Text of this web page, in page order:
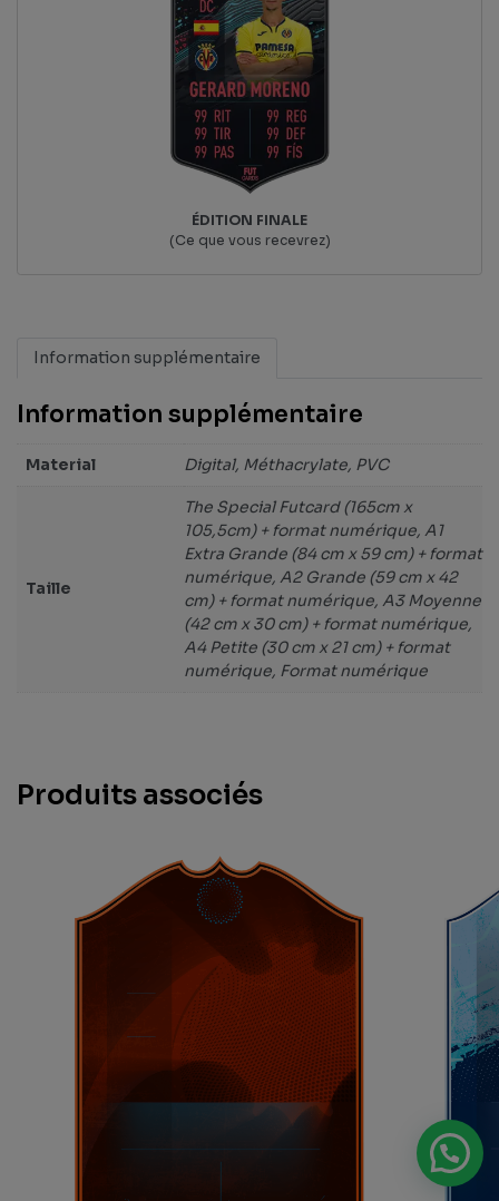
ÉDITION FINALE
(Ce que vous recevrez)
Information supplémentaire
Information supplémentaire
Material Digital, Méthacrylate, PVC
Taille
The Special Futcard (165cm x
105,5cm) + format numérique, A1
Extra Grande (84 cm x 59 cm) + format
numérique, A2 Grande (59 cm x 42
cm) + format numérique, A3 Moyenne
(42 cm x 30 cm) + format numérique,
A4 Petite (30 cm x 21 cm) + format
numérique, Format numérique
Produits associés